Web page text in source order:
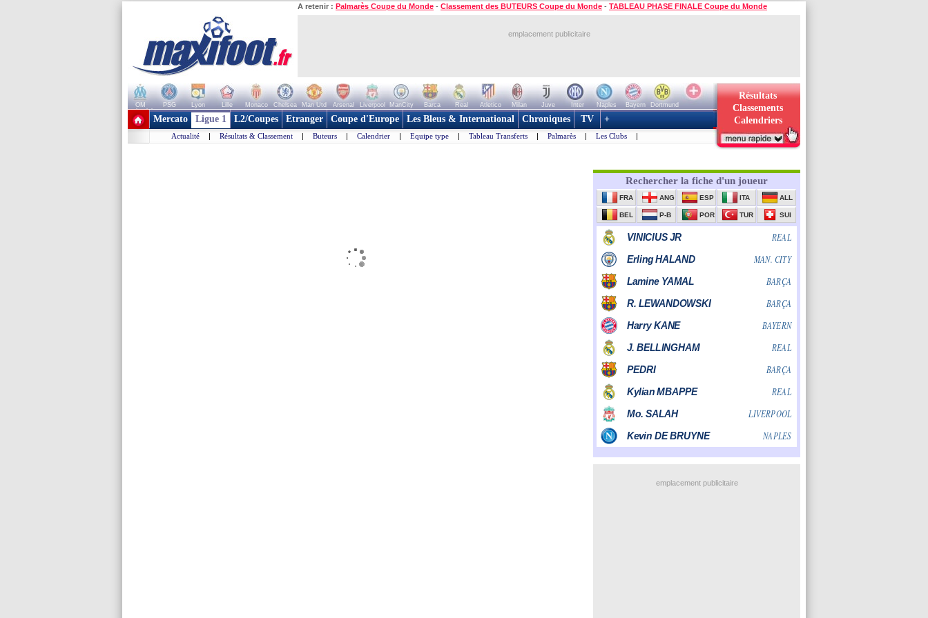
A retenir : Palmarès Coupe du Monde - Classement des BUTEURS Coupe du Monde - TABLEAU PHASE FINALE Coupe du Monde
emplacement publicitaire
OM PSG Lyon Lille Monaco Chelsea Man Utd Arsenal Liverpool ManCity Barca Real Atletico Milan Juve Inter Naples Bayern
Dortmund
+ de clubs
Résultats
Classements
Calendriers
Mercato Ligue 1 L2/Coupes Etranger Coupe d'Europe Les Bleus & International Chroniques TV +
Actualité | Résultats & Classement | Buteurs | Calendrier | Equipe type | Tableau Transferts | Palmarès | Les Clubs |
emplacement publicitaire